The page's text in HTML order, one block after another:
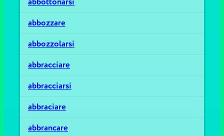
abbozzare
abbozzolarsi
abbracciare
abbracciarsi
abbraciare
abbrancare